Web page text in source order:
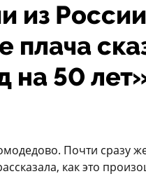
из
плача
на 50
Почти сразу
как это